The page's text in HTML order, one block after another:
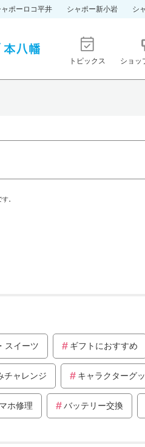
ャポーロコ平井 シャポー新小岩 シ
トピックス ショッ
。
スイーツ ギフトにおすすめ
チャレンジ キャラクターグ
ホ修理 バッテリー交換